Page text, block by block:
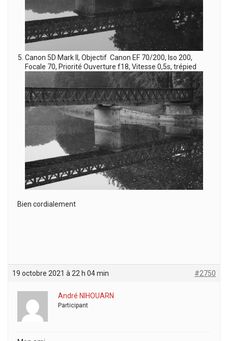
Canon 5D Mark II, Objectif Canon EF 70/200, Iso 200,
Focale 70, Priorité Ouverture f18, Vitesse 0,5s, trépied
Bien cordialement
19 octobre 2021 à 22 h 04 min #2750
André NIHOUARN
Participant